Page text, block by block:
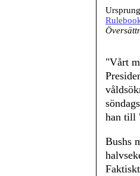
"Vårt
han till
Bushs